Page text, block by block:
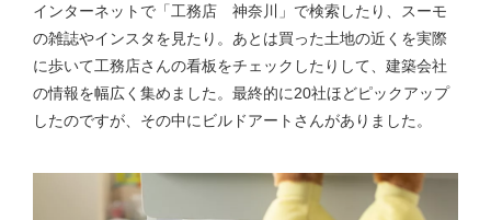
インターネットで「工務店 神奈川」で検索したり、スーモ
の雑誌やインスタを見たり。あとは買った土地の近くを実際
に歩いて工務店さんの看板をチェックしたりして、建築会社
の情報を幅広く集めました。最終的に20社ほどピックアップ
したのですが、その中にビルドアートさんがありました。